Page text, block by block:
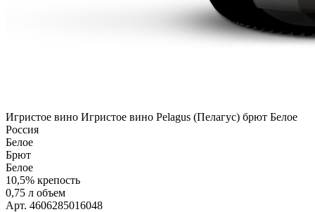
Игристое вино Игристое вино Pelagus (Пелагус) брют Белое
Россия
Белое
Брют
Белое
10,5% крепость
0,75 л объем
Арт. 4606285016048